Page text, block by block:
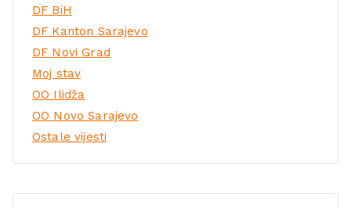
DF BiH
DF Kanton Sarajevo
DF Novi Grad
Moj stav
OO Ilidža
OO Novo Sarajevo
Ostale vijesti